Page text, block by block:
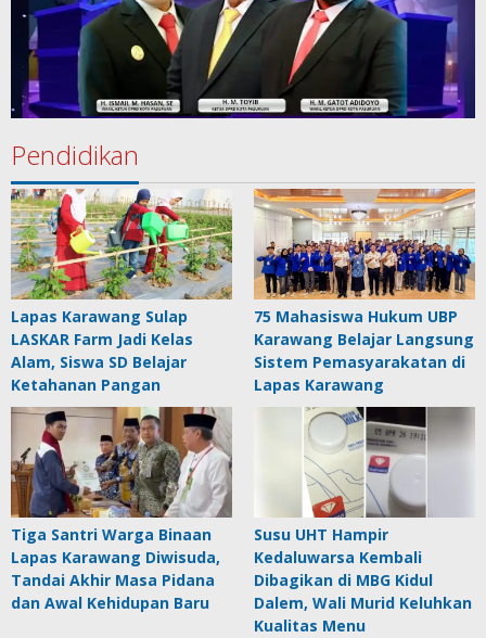
Pendidikan
Lapas Karawang Sulap
LASKAR Farm Jadi Kelas
Alam, Siswa SD Belajar
Ketahanan Pangan
75 Mahasiswa Hukum UBP
Karawang Belajar Langsung
Sistem Pemasyarakatan di
Lapas Karawang
Tiga Santri Warga Binaan
Lapas Karawang Diwisuda,
Tandai Akhir Masa Pidana
dan Awal Kehidupan Baru
Susu UHT Hampir
Kedaluwarsa Kembali
Dibagikan di MBG Kidul
Dalem, Wali Murid Keluhkan
Kualitas Menu